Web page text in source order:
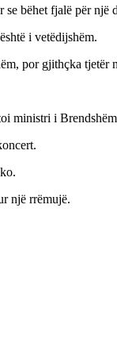
bëhet fjalë për një
i vetëdijshëm.
por gjithçka tjetër
ministri i
një rrëmujë.